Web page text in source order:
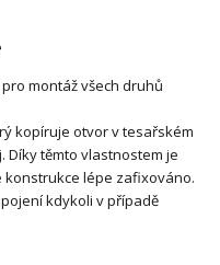
montáž všech druhů
kopíruje otvor v tesařském
těmto vlastnostem je
lépe zafixováno.
kdykoli v případě